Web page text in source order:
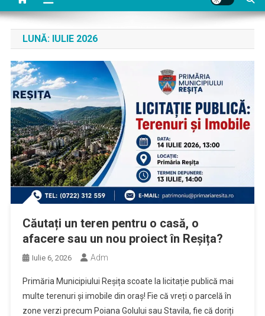
LUNĂ: IULIE 2026
Căutați un teren pentru o casă, o
afacere sau un nou proiect în Reșița?
Iulie 6, 2026 Adm
Primăria Municipiului Reșița scoate la licitație publică mai
multe terenuri și imobile din oraș! Fie că vreți o parcelă în
zone verzi precum Poiana Golului sau Stavila, fie că doriți